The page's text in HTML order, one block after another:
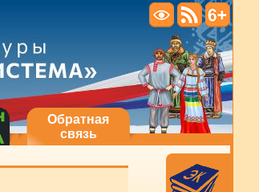
Обратная
связь